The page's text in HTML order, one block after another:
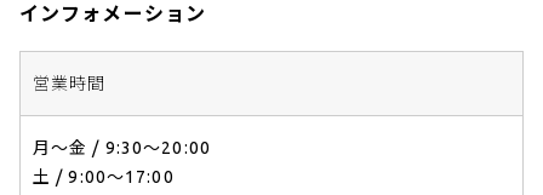
インフォメーション
営業時間
月〜金 / 9:30〜20:00
土 / 9:00〜17:00